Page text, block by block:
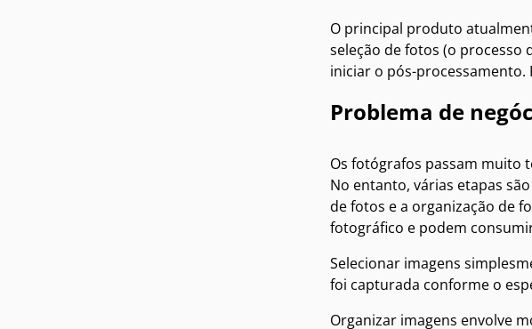
O principal produto
seleção de fotos (o processo
iniciar o pós-
Problema de
Os fotógrafos passam muito
No entanto, várias etapas
de fotos e a organização de
fotográfico e podem
Selecionar imagens
foi capturada conforme o
Organizar imagens envolve